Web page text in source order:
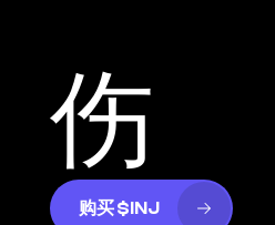
伤
购买 $INJ